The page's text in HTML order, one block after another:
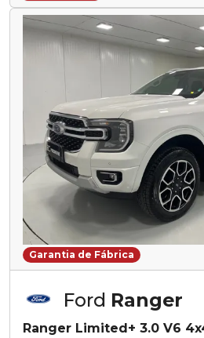
Garantia de Fábrica
Ford Ranger
Ranger Limited+ 3.0 V6